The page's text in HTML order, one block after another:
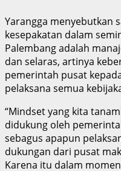
Yarangga menyebutkan
kesepakatan dalam
Palembang adalah
dan selaras, artinya
pemerintah pusat
pelaksana semua
“Mindset yang kita
didukung oleh
sebagus apapun
dukungan dari pusat
Karena itu dalam